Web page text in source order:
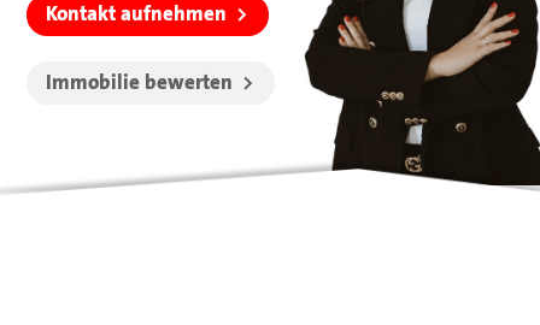
Kontakt aufnehmen
Immobilie bewerten